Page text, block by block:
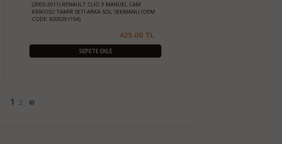
(2005-2011) RENAULT CLİO 3 MANUEL CAM
KRİKOSU TAMİR SETİ ARKA SOL SEKMANLI (OEM
CODE: 8200291154)
425.00 TL
SEPETE EKLE
1 2